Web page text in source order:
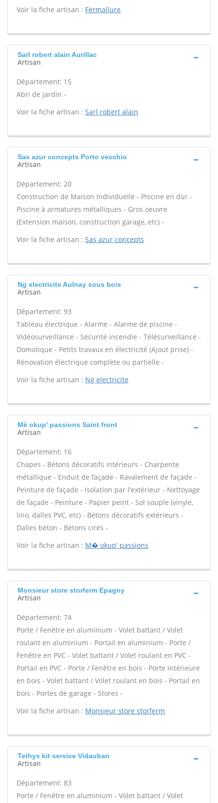
Voir la fiche artisan : Fermallure
Sarl robert alain Aurillac
Artisan
Département: 15
Abri de jardin -
Voir la fiche artisan : Sarl robert alain
Sas azur concepts Porto vecchio
Artisan
Département: 20
Construction de Maison Individuelle - Piscine en dur -
Piscine à armatures métalliques - Gros oeuvre
(Extension maison, construction garage, etc) -
Voir la fiche artisan : Sas azur concepts
Ng electricite Aulnay sous bois
Artisan
Département: 93
Tableau électrique - Alarme - Alarme de piscine -
Vidéosurveillance - Sécurité incendie - Télésurveillance -
Domotique - Petits travaux en électricité (Ajout prise) -
Rénovation électrique complète ou partielle -
Voir la fiche artisan : Ng electricite
Mé okup' passions Saint front
Artisan
Département: 16
Chapes - Bétons décoratifs intérieurs - Charpente
métallique - Enduit de façade - Ravalement de façade -
Peinture de façade - Isolation par l'extérieur - Nettoyage
de façade - Peinture - Papier peint - Sol souple (vinyle,
lino, dalles PVC, etc) - Bétons décoratifs extérieurs -
Dalles béton - Bétons cirés -
Voir la fiche artisan : M� okup' passions
Monsieur store storferm Epagny
Artisan
Département: 74
Porte / Fenêtre en aluminium - Volet battant / Volet
roulant en aluminium - Portail en aluminium - Porte /
Fenêtre en PVC - Volet battant / Volet roulant en PVC -
Portail en PVC - Porte / Fenêtre en bois - Porte intérieure
en bois - Volet battant / Volet roulant en bois - Portail en
bois - Portes de garage - Stores -
Voir la fiche artisan : Monsieur store storferm
Tethys kit service Vidauban
Artisan
Département: 83
Porte / Fenêtre en aluminium - Volet battant / Volet